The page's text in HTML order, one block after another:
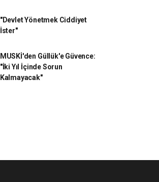
"Devlet Yönetmek Ciddiyet
İster"
MUSKİ'den Güllük'e Güvence:
"İki Yıl İçinde Sorun
Kalmayacak"